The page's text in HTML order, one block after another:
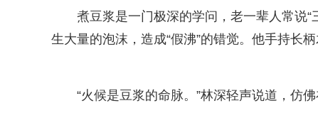
煮豆浆是一门极深的学问，老一辈人常说
生大量的泡沫，造成“假沸”的错觉。他手持长
“火候是豆浆的命脉。”林深轻声说道，仿